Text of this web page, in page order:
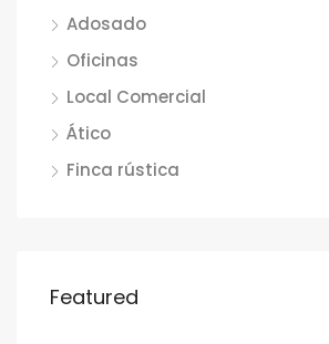
Adosado
Oficinas
Local Comercial
Ático
Finca rústica
Featured